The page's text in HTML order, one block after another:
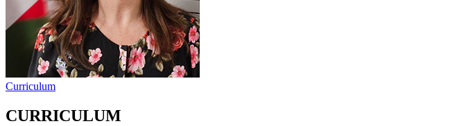
Curriculum
CURRICULUM